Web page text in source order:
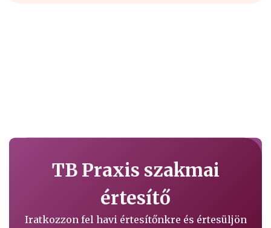
TB Praxis szakmai
értesítő
Iratkozzon fel havi értesítőnkre és értesüljön